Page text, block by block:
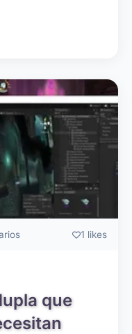
1 likes
que